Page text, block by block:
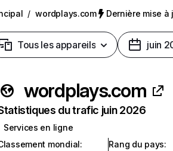
/ wordplays.com Dernière mise à
Tous les appareils juin
wordplays.com
du trafic juin 2026
Services en ligne
mondial:
Rang du pays: